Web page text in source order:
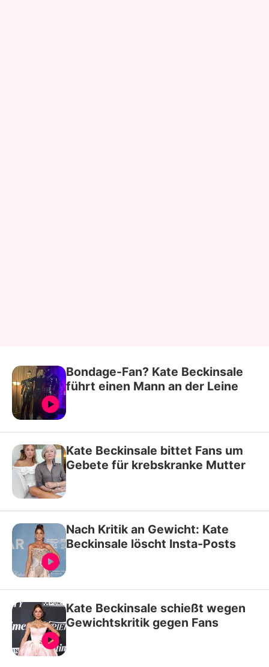
Bondage-Fan? Kate Beckinsale
führt einen Mann an der Leine
Kate Beckinsale bittet Fans um
Gebete für krebskranke Mutter
Nach Kritik an Gewicht: Kate
Beckinsale löscht Insta-Posts
Kate Beckinsale schießt wegen
Gewichtskritik gegen Fans